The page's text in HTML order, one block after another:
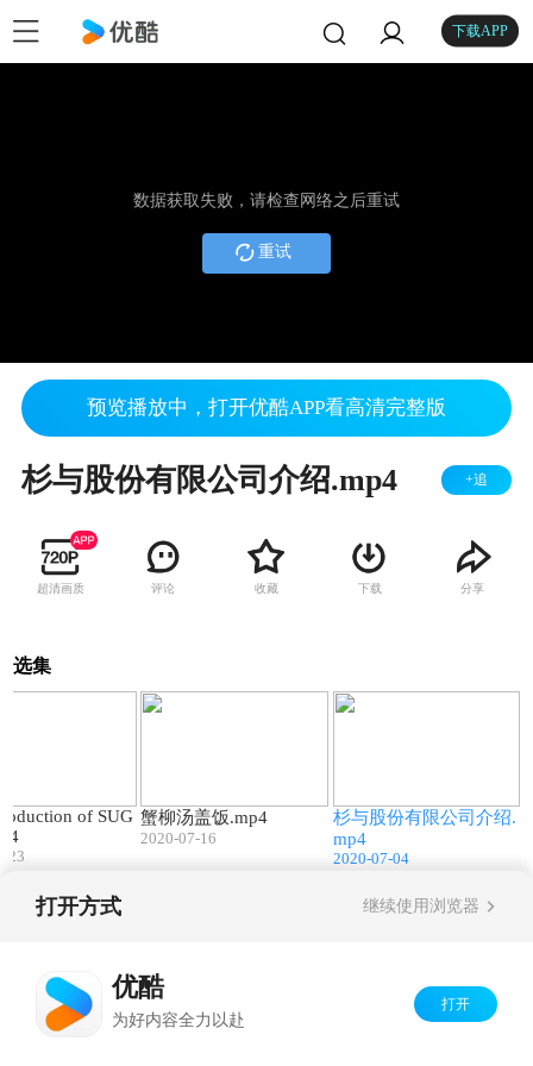
下载APP
数据获取失败，请检查网络之后重试
重试
预览播放中，打开优酷APP看高清完整版
杉与股份有限公司介绍.mp4 +追
超清画质 评论 收藏 下载 分享
选集
of SUG
23
蟹柳汤盖饭.mp4
2020-07-16
杉与股份有限公司介绍.
mp4
2020-07-04
打开方式 继续使用浏览器
优酷
为好内容全力以赴
打开